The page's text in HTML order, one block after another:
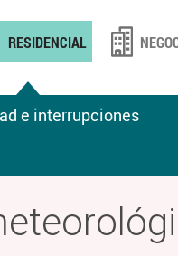
RESIDENCIAL
e interrupciones